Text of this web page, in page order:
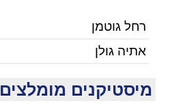
רחל גוטמן
אתיה גולן
מיסטיקנים מומלצים